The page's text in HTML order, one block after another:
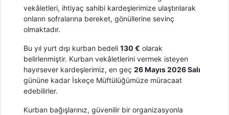
vekâletleri, ihtiyaç sahibi kardeşlerimize ulaştırılarak
onların sofralarına bereket, gönüllerine sevinç
olmaktadır.
Bu yıl yurt dışı kurban bedeli 130 € olarak
belirlenmiştir. Kurban vekâletlerini vermek isteyen
hayırsever kardeşlerimiz, en geç 26 Mayıs 2026 Salı
gününe kadar İskeçe Müftülüğümüze müracaat
edebilirler.
Kurban bağışlarınız, güvenilir bir organizasyonla